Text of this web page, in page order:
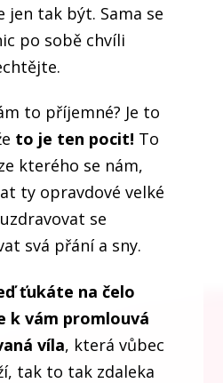
jen tak být. Sama se
po sobě chvíli
to příjemné? Je to
to je ten pocit! To
kterého se nám,
ty opravdové velké
se
svá přání a sny.
ťukáte na čelo
k vám promlouvá
víla, která vůbec
tak to tak zdaleka